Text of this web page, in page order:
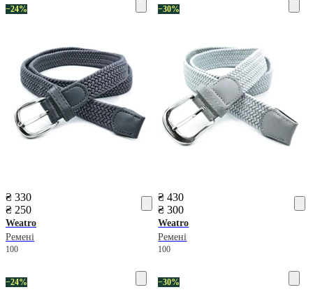
−24%
₴ 330
₴ 250
Weatro
Ремені
100
−30%
₴ 430
₴ 300
Weatro
Ремені
100
−24% −30%